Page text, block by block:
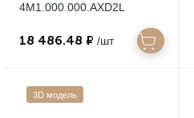
4M1.000.000.AXD2L
18 486.48 ₽ /шт
3D модель